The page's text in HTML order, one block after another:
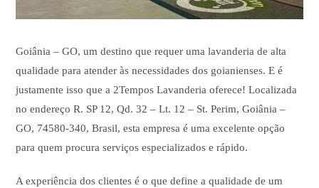
Goiânia – GO, um destino que requer uma lavanderia de alta
qualidade para atender às necessidades dos goianienses. E é
justamente isso que a 2Tempos Lavanderia oferece! Localizada
no endereço R. SP 12, Qd. 32 – Lt. 12 – St. Perim, Goiânia –
GO, 74580-340, Brasil, esta empresa é uma excelente opção
para quem procura serviços especializados e rápido.
A experiência dos clientes é o que define a qualidade de um